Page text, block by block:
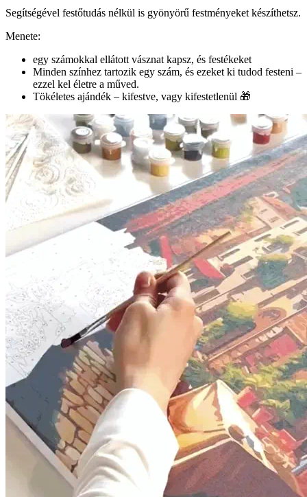
Segítségével festőtudás nélkül is gyönyörű festményeket készíthetsz.
Menete:
egy számokkal ellátott vásznat kapsz, és festékeket
Minden színhez tartozik egy szám, és ezeket ki tudod festeni –
ezzel kel életre a műved.
Tökéletes ajándék – kifestve, vagy kifestetlenül 🎁